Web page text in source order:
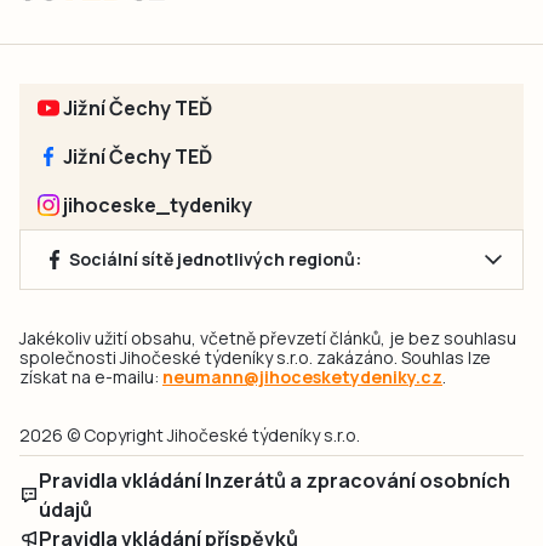
Jižní Čechy TEĎ
Jižní Čechy TEĎ
jihoceske_tydeniky
Sociální sítě jednotlivých regionů:
Jakékoliv užití obsahu, včetně převzetí článků, je bez souhlasu
společnosti Jihočeské týdeníky s.r.o. zakázáno. Souhlas lze
získat na e-mailu: neumann@jihocesketydeniky.cz.
2026 © Copyright Jihočeské týdeníky s.r.o.
Pravidla vkládání Inzerátů a zpracování osobních
údajů
Pravidla vkládání příspěvků